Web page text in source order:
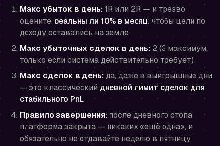
Макс убыток в день:1R или 2R — и трезво
оцените, реальны ли 10% в месяц, чтобы цели по
доходу оставались на земле
Макс убыточных сделок в день: 2 (3 максимум,
только если система действительно требует)
Макс сделок в день:да, даже в выигрышные дни
— это классический дневной лимит сделок для
стабильного PnL
Правило завершения: после дневного стопа
платформа закрыта — никаких «ещё одна», и
обязательно не отдавайте неделю в пятницу